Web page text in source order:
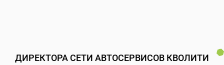
ДИРЕКТОРА СЕТИ АВТОСЕРВИСОВ КВОЛИТИ